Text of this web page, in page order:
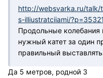
http://websvarka.ru/
s-illiustratciiami/
Продольные колебания
нужный катет за один
правильный
Да 5 метров, родной 3